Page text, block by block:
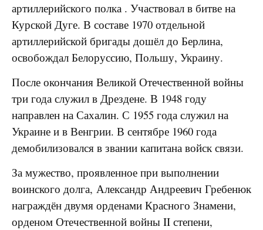
артиллерийского полка . Участвовал в битве на
Курской Дуге. В составе 1970 отдельной
артиллерийской бригады дошёл до Берлина,
освобождал Белоруссию, Польшу, Украину.
После окончания Великой Отечественной войны
три года служил в Дрездене. В 1948 году
направлен на Сахалин. С 1955 года служил на
Украине и в Венгрии. В сентябре 1960 года
демобилизовался в звании капитана войск связи.
За мужество, проявленное при выполнении
воинского долга, Александр Андреевич Гребенюк
награждён двумя орденами Красного Знамени,
орденом Отечественной войны II степени,